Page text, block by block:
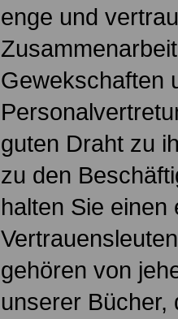
enge und
Gewekschaften
guten Draht zu
zu den
halten Sie
gehören von
unserer Bücher,